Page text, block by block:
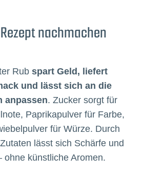
nachmachen
Rub spart Geld, liefert
und lässt sich an die
anpassen. Zucker sorgt für
Paprikapulver für Farbe,
für Würze. Durch
lässt sich Schärfe und
ohne künstliche Aromen.